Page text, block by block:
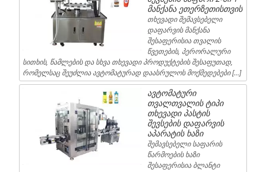
მანქანა ეთერზეთისთვის
თხევადი შემავსებელი
დაფარვის მანქანა
შესაფერისია თვალის
წვეთების, პერორალური
სითხის, წამლების და სხვა თხევადი პროდუქტების შესაფუთად,
რომელსაც შეუძლია ავტომატურად დაასრულოს მოქმედებები […]
ავტომატური
თვალთვალის ტიპი
თხევადი პასტის
შევსების დაფარვის
აპარატის ხაზი
შემავსებელი საფარის
წარმოების ხაზი
შესაფერისია ბლანტი